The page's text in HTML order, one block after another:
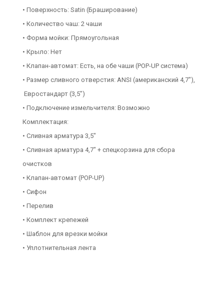
• Поверхность: Satin (Браширование)
• Количество чаш: 2 чаши
• Форма мойки: Прямоугольная
• Крыло: Нет
• Клапан-автомат: Есть, на обе чаши (POP-UP система)
• Размер сливного отверстия: ANSI (американский 4,7"),
Евростандарт (3,5")
• Подключение измельчителя: Возможно
Комплектация:
• Сливная арматура 3,5"
• Сливная арматура 4,7" + спецкорзина для сбора
очистков
• Клапан-автомат (POP-UP)
• Сифон
• Перелив
• Комплект крепежей
• Шаблон для врезки мойки
• Уплотнительная лента